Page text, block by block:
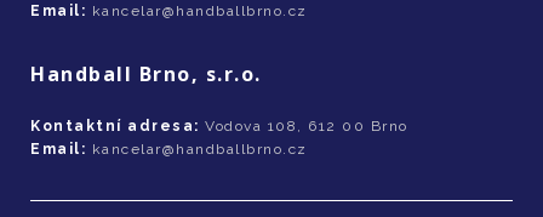
Email: kancelar@handballbrno.cz
Handball Brno, s.r.o.
Kontaktní adresa: Vodova 108, 612 00 Brno
Email: kancelar@handballbrno.cz